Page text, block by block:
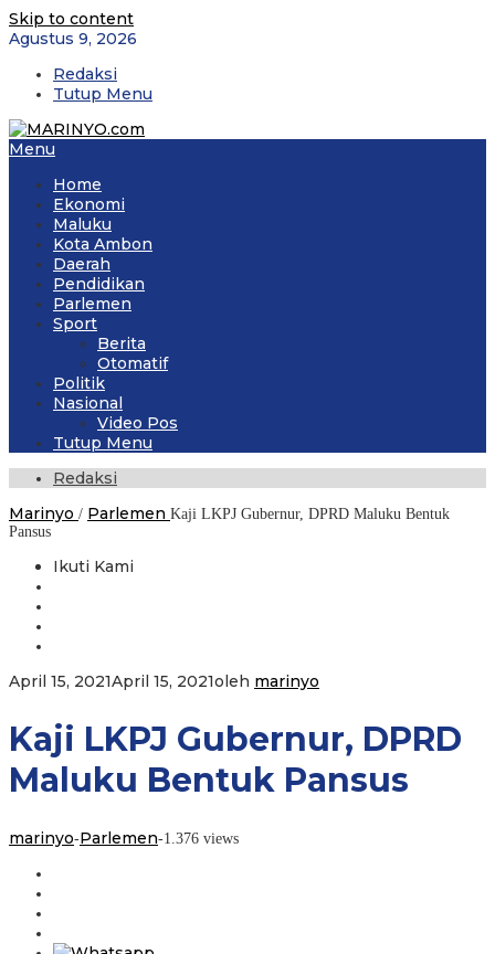
Skip to content
Agustus 9, 2026
Redaksi
Tutup Menu
Menu
Home
Ekonomi
Maluku
Kota Ambon
Daerah
Pendidikan
Parlemen
Sport
Berita
Otomatif
Politik
Nasional
Video Pos
Tutup Menu
Redaksi
Marinyo / Parlemen Kaji LKPJ Gubernur, DPRD Maluku Bentuk
Pansus
Ikuti Kami
April 15, 2021April 15, 2021oleh marinyo
Kaji LKPJ Gubernur, DPRD
Maluku Bentuk Pansus
marinyo-Parlemen-1.376 views